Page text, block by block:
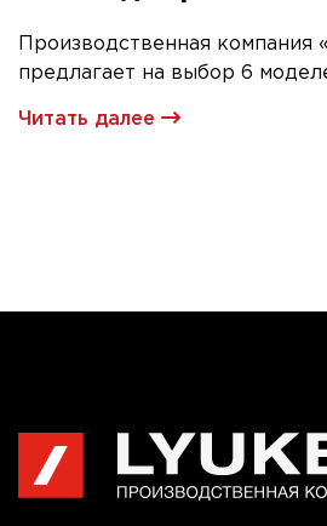
Производственная компания
предлагает на выбор 6
Читать далее